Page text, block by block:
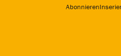
Abonnieren